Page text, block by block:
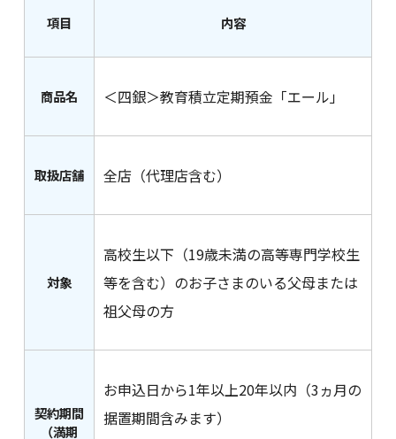
項目 内容
商品名 ＜四銀＞教育積立定期預金「エール」
取扱店舗 全店（代理店含む）
対象
高校生以下（19歳未満の高等専門学校生
等を含む）のお子さまのいる父母または
祖父母の方
契約期間
（満期
お申込日から1年以上20年以内（3ヵ月の
据置期間含みます）